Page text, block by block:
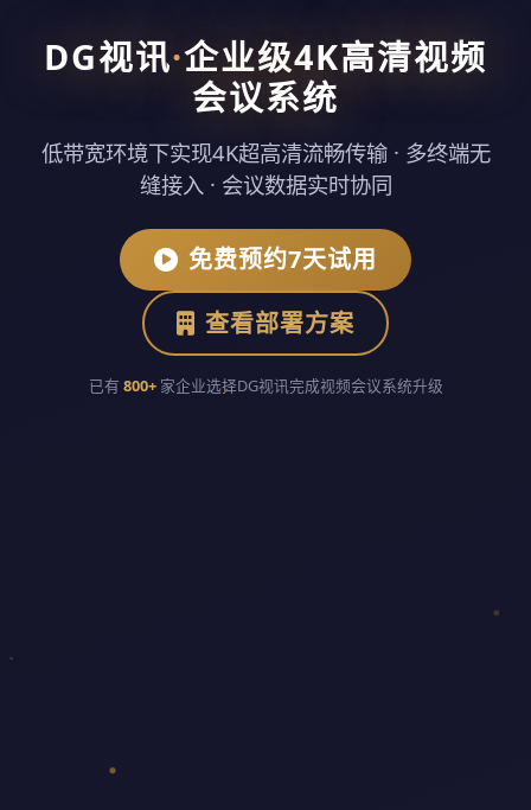
DG视讯·企业级4K高清视频
会议系统
低带宽环境下实现4K超高清流畅传输 · 多终端无
缝接入 · 会议数据实时协同
免费预约7天试用
查看部署方案
已有 800+家企业选择DG视讯完成视频会议系统升级